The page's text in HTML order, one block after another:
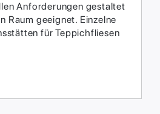
Anforderungen gestaltet
Raum geeignet. Einzelne
für Teppichfliesen